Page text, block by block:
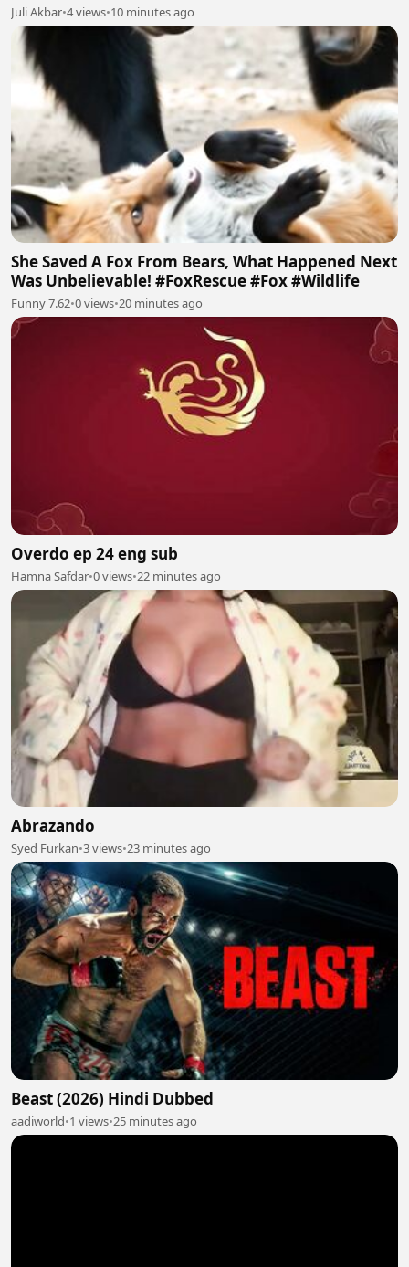
Juli Akbar•4 views•10 minutes ago
She Saved A Fox From Bears, What Happened Next
Was Unbelievable! #FoxRescue #Fox #Wildlife
Funny 7.62•0 views•20 minutes ago
Overdo ep 24 eng sub
Hamna Safdar•0 views•22 minutes ago
Abrazando
Syed Furkan•3 views•23 minutes ago
Beast (2026) Hindi Dubbed
aadiworld•1 views•25 minutes ago